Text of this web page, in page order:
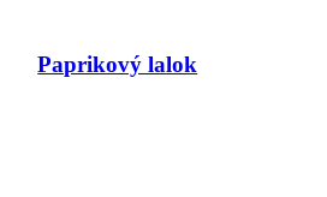
Paprikový lalok